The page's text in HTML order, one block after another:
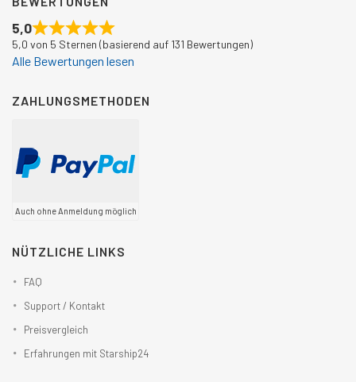
5,0
5,0 von 5 Sternen (basierend auf 131 Bewertungen)
Alle Bewertungen lesen
ZAHLUNGSMETHODEN
Auch ohne Anmeldung möglich
NÜTZLICHE LINKS
FAQ
Support / Kontakt
Preisvergleich
Erfahrungen mit Starship24